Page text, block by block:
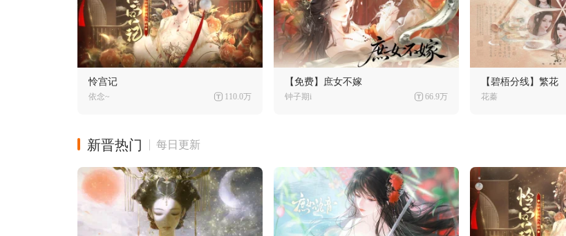
怜宫记
依念~ 110.0万
【免费】庶女不嫁
钟子期i 66.9万
【碧梧分线】繁花
花蓁
新晋热门 每日更新